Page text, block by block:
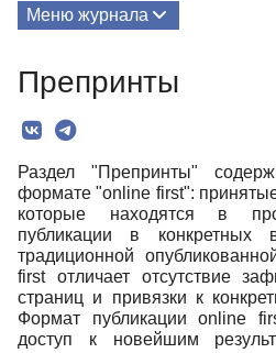
Меню журнала
О Журнале
Миссия
Редколлегия
Редакционная политика
Индексирование
Для авторов
Рубрики
Препринты
Раздел "Препринты"
формате "оnline first":
которые находятся в
публикации в конкретных
традиционной
first отличает отсутствие
страниц и привязки к
Формат публикации online
доступ к новейшим